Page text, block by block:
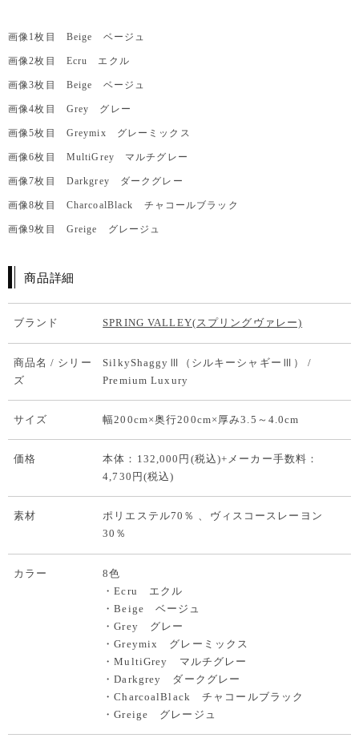
画像1枚目 Beige ベージュ
画像2枚目 Ecru エクル
画像3枚目 Beige ベージュ
画像4枚目 Grey グレー
画像5枚目 Greymix グレーミックス
画像6枚目 MultiGrey マルチグレー
画像7枚目 Darkgrey ダークグレー
画像8枚目 CharcoalBlack チャコールブラック
画像9枚目 Greige グレージュ
商品詳細
ブランド SPRING VALLEY(スプリングヴァレー)
商品名 / シリー
ズ
SilkyShaggyⅢ（シルキーシャギーⅢ） /
Premium Luxury
サイズ 幅200cm×奥行200cm×厚み3.5～4.0cm
価格
本体：132,000円(税込)+メーカー手数料：
4,730円(税込)
素材
ポリエステル70％ 、ヴィスコースレーヨン
30％
カラー
8色
・Ecru エクル
・Beige ベージュ
・Grey グレー
・Greymix グレーミックス
・MultiGrey マルチグレー
・Darkgrey ダークグレー
・CharcoalBlack チャコールブラック
・Greige グレージュ